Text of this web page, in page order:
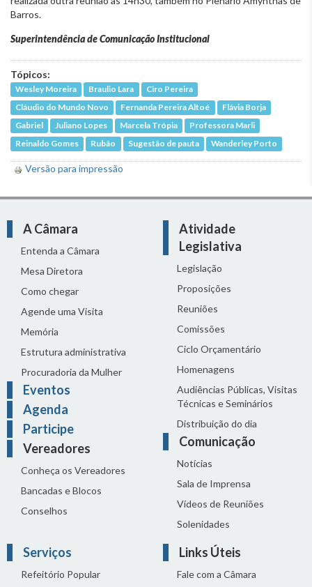
Barros.
Superintendência de Comunicação Institucional
Tópicos:
Wesley Moreira Braulio Lara
Ciro Pereira
Cláudio do Mundo Novo
Fernanda Pereira Altoé
Flávia Borja
Gabriel
Juliano Lopes Marcela Trópia
Professora Marli
Reinaldo Gomes
Rubão Sugestão de pauta Wanderley Porto
Versão para impressão
A Câmara
Entenda a Câmara
Mesa Diretora
Como chegar
Agende uma Visita
Memória
Estrutura administrativa
Procuradoria da Mulher
Eventos
Agenda
Participe
Vereadores
Conheça os Vereadores
Bancadas e Blocos
Conselhos
Atividade
Legislativa
Legislação
Proposições
Reuniões
Comissões
Ciclo Orçamentário
Homenagens
Audiências Públicas, Visitas
Técnicas e Seminários
Distribuição do dia
Comunicação
Notícias
Sala de Imprensa
Vídeos de Reuniões
Solenidades
Serviços
Refeitório Popular
Links Úteis
Fale com a Câmara